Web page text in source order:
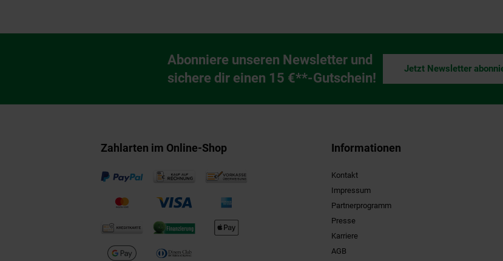
Newsletter Anmeldung
Abonniere unseren Newsletter und
sichere dir einen 15 €**-Gutschein!
Jetzt Newsletter
Zahlarten im Online-Shop Informationen
Kontakt
Impressum
Partnerprogramm
Presse
Karriere
AGB